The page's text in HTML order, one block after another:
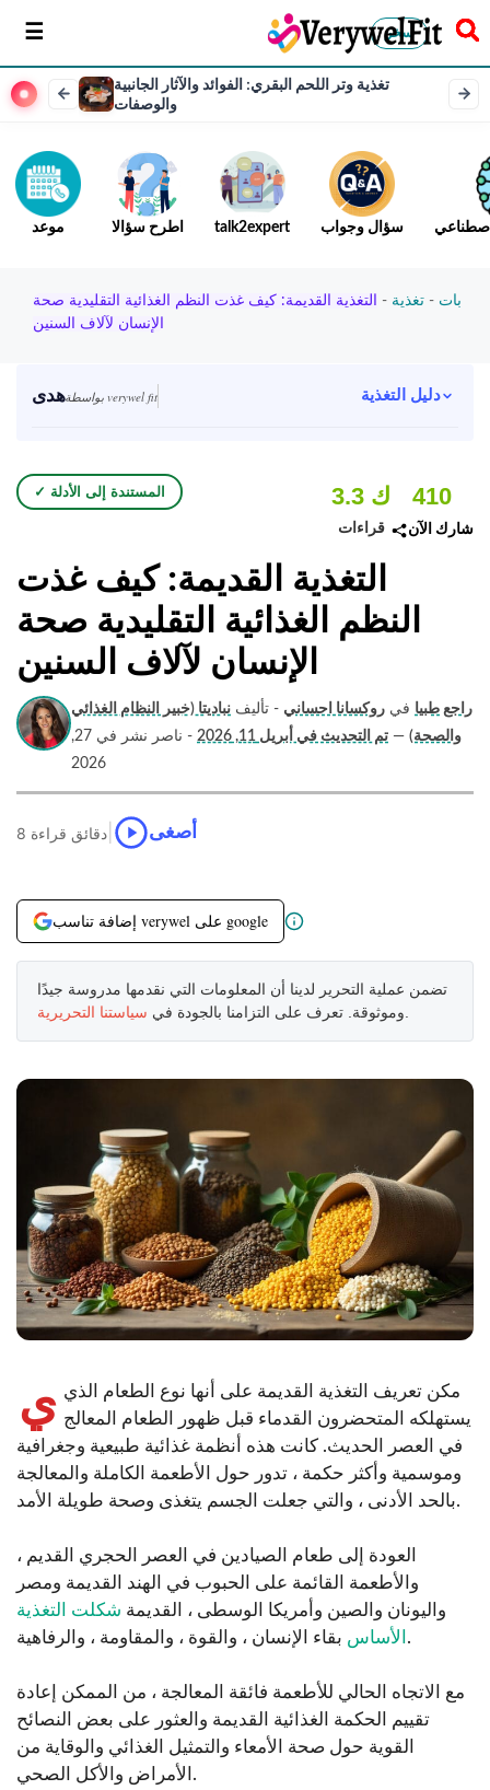
سخر
تغذية وتر اللحم البقري: الفوائد والآثار الجانبية
والوصفات
موعد اطرح سؤالا talk2expert سؤال وجواب
بات - تغذية -
التغذية القديمة: كيف غذت النظم الغذائية التقليدية صحة
الإنسان لآلاف السنين
هدى بواسطة verywel fit دليل التغذية
✓ المستندة إلى الأدلة 3.3 ك
قراءات
410
شارك الآن
التغذية القديمة: كيف غذت
النظم الغذائية التقليدية صحة
الإنسان لآلاف السنين
راجع طبيا في روكسانا احساني - تأليف نباديتا (خبير النظام الغذائي
والصحة) — تم التحديث في أبريل 11, 2026
- ناصر نشر في 27,
2026
8 دقائق قراءة أصغى
إضافة تناسب verywel على google
تضمن عملية التحرير لدينا أن المعلومات التي نقدمها مدروسة جيدًا
وموثوقة. تعرف على التزامنا بالجودة في سياستنا التحريرية
ي مكن تعريف التغذية القديمة على أنها نوع الطعام الذي
يستهلكه المتحضرون القدماء قبل ظهور الطعام المعالج
في العصر الحديث. كانت هذه أنظمة غذائية طبيعية وجغرافية
وموسمية وأكثر حكمة ، تدور حول الأطعمة الكاملة والمعالجة
بالحد الأدنى ، والتي جعلت الجسم يتغذى وصحة طويلة الأمد.
العودة إلى طعام الصيادين في العصر الحجري القديم ،
والأطعمة القائمة على الحبوب في الهند القديمة ومصر
واليونان والصين وأمريكا الوسطى ، القديمة شكلت التغذية
الأساس بقاء الإنسان ، والقوة ، والمقاومة ، والرفاهية.
مع الاتجاه الحالي للأطعمة فائقة المعالجة ، من الممكن إعادة
تقييم الحكمة الغذائية القديمة والعثور على بعض النصائح
القوية حول صحة الأمعاء والتمثيل الغذائي والوقاية من
الأمراض والأكل الصحي.